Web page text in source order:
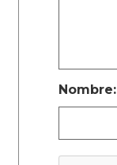
Nombre: